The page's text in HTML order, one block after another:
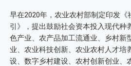
早在2020年，农业农村部制定印发《
引》，提出鼓励社会资本投入现代种
色产业、农产品加工流通业、乡村新
业、农业科技创新、农业农村人才培
设、数字乡村建设、农村创新创业、